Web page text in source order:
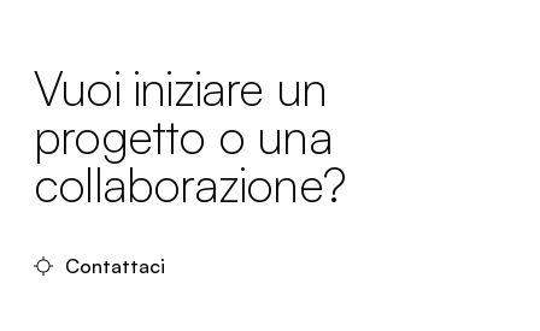
Vuoi iniziare un
progetto o una
collaborazione?
Contattaci